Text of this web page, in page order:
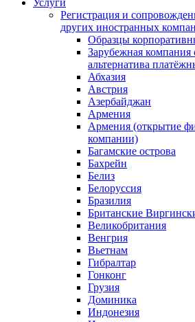
Услуги
Регистрация и
других иностранных
Образцы
Зарубежная
альтернатива
Абхазия
Австрия
Азербайджан
Армения
Армения (открытие
компании)
Багамские острова
Бахрейн
Белиз
Белоруссия
Бразилия
Британские
Великобритания
Венгрия
Вьетнам
Гибралтар
Гонконг
Грузия
Доминика
Индонезия